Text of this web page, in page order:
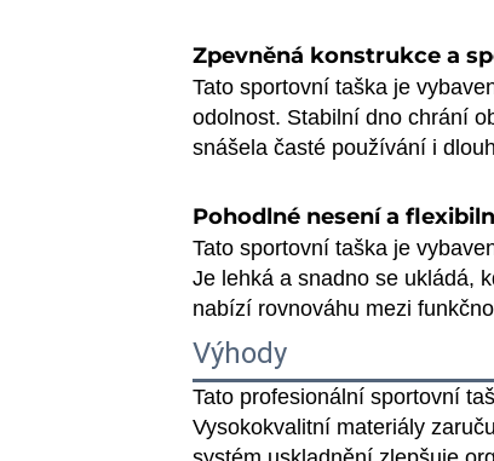
Zpevněná konstrukce a
Tato sportovní taška je
odolnost. Stabilní dno chrání
snášela časté používání i
Pohodlné nesení a
Tato sportovní taška je
Je lehká a snadno se ukládá,
nabízí rovnováhu mezi
Výhody
Tato profesionální sportovní
Vysokokvalitní materiály